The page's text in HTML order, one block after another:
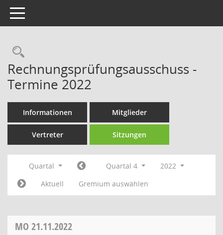
Toggle navigation
Rechercheauswahl
Rechnungsprüfungsausschuss -
Termine 2022
Informationen Mitglieder
Vertreter Sitzungen
Quartal Quartal 4
2022
Aktuell
Gremium auswählen
MO 21.11.2022